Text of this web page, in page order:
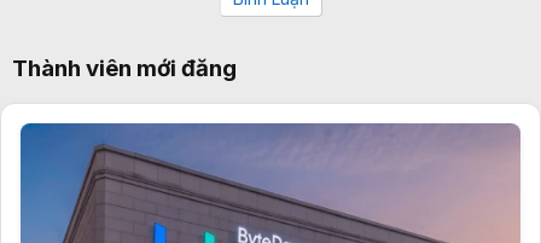
Thành viên mới đăng